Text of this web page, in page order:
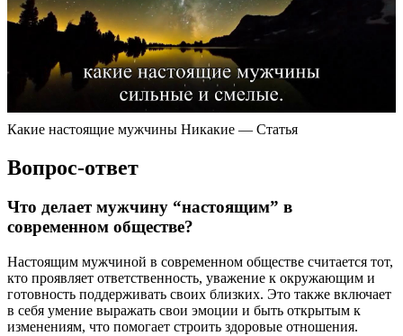
Какие настоящие мужчины Никакие — Статья
Вопрос-ответ
Что делает мужчину “настоящим” в
современном обществе?
Настоящим мужчиной в современном обществе считается тот,
кто проявляет ответственность, уважение к окружающим и
готовность поддерживать своих близких. Это также включает
в себя умение выражать свои эмоции и быть открытым к
изменениям, что помогает строить здоровые отношения.